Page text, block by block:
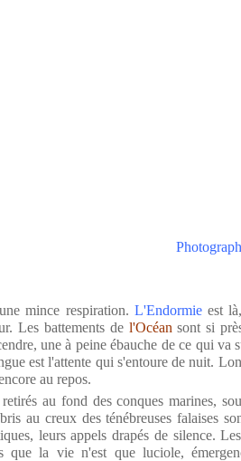
mince respiration. L'Endormieest
Les battements de l'Océan sont si
une à peine ébauche de ce qui va
est l'attente qui s'entoure de nuit.
au repos.
au fond des conques marines,
au creux des ténébreuses falaises
leurs appels drapés de silence.
que la vie n'est que luciole,